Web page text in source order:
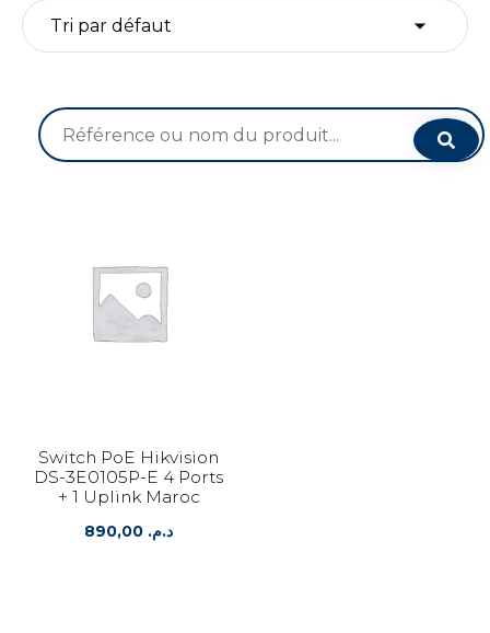
Recherche
pour :
Switch PoE Hikvision
DS-3E0105P-E 4 Ports
+ 1 Uplink Maroc
د.م.